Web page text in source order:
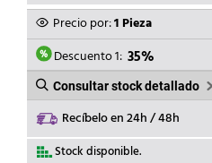
ORIGINAL
ERA:
566,77€.
ACTUAL
ES:
368,40€.
Precio por:1 Pieza
Descuento 1: 35%
Consultar stock detallado
Recíbelo en 24h / 48h
Stock disponible.